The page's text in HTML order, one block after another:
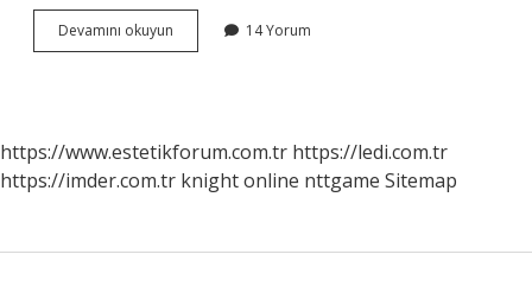
Devamını okuyun
Yapınca
14 Yorum
https://www.estetikforum.com.tr https://ledi.com.tr
https://imder.com.tr knight online nttgame Sitemap